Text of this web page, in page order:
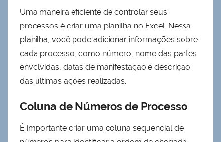
Uma maneira eficiente de controlar seus
processos é criar uma planilha no Excel. Nessa
planilha, você pode adicionar informações sobre
cada processo, como número, nome das partes
envolvidas, datas de manifestação e descrição
das últimas ações realizadas.
Coluna de Números de Processo
É importante criar uma coluna sequencial de